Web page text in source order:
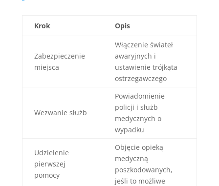
Krok Opis
Zabezpieczenie
miejsca
Włączenie świateł
awaryjnych i
ustawienie trójkąta
ostrzegawczego
Wezwanie służb
Powiadomienie
policji i służb
medycznych o
wypadku
Udzielenie
pierwszej
pomocy
Objęcie opieką
medyczną
poszkodowanych,
jeśli to możliwe